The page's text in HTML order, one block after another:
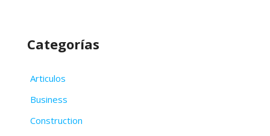
Categorías
Articulos
Business
Construction